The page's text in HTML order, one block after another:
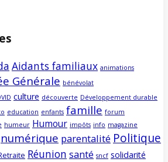
Aidants familiaux animations
Générale bénévolat
culture découverte Développement durable
education enfants famille forum
humeur Humour impôts info magazine
numérique parentalité Politique
Réunion santé sncf solidarité